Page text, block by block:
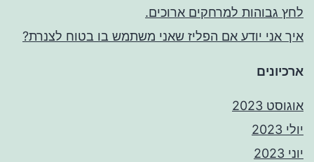
לחץ גבוהות למרחקים ארוכים.
איך אני יודע אם הפליז שאני משתמש בו בטוח לצנרת?
ארכיונים
אוגוסט 2023
יולי 2023
יוני 2023